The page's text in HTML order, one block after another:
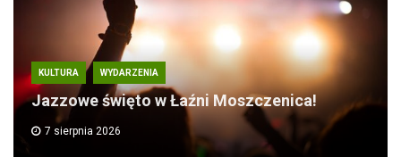
KULTURA WYDARZENIA
Jazzowe święto w Łaźni Moszczenica!
7 sierpnia 2026